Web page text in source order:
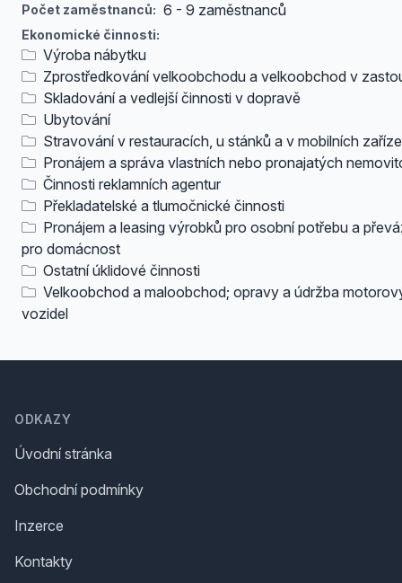
Počet zaměstnanců: 6 - 9 zaměstnanců
Ekonomické činnosti:
Výroba nábytku
Zprostředkování velkoobchodu a velkoobchod v
Skladování a vedlejší činnosti v dopravě
Ubytování
Stravování v restauracích, u stánků a v mobilních
Pronájem a správa vlastních nebo pronajatých
Činnosti reklamních agentur
Překladatelské a tlumočnické činnosti
Pronájem a leasing výrobků pro osobní potřebu a
pro domácnost
Ostatní úklidové činnosti
Velkoobchod a maloobchod; opravy a údržba
vozidel
ODKAZY
Úvodní stránka
Obchodní podmínky
Inzerce
Kontakty